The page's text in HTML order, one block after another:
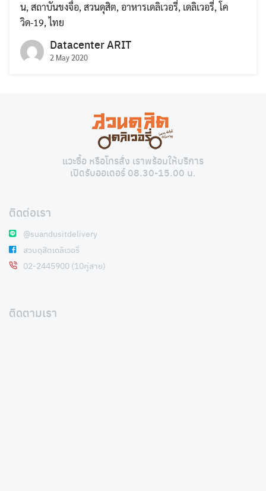
น, สถาบันขงจื่อ, สวนดุสิต, อาหารเดลิเวอรี่, เดลิเวอรี่, โค
วิด-19,ไทย
Datacenter ARIT
2 May 2020
แวะซื้อ หรือโทรสั่ง เราพร้อมให้บริการ
เปิดรับออเดอร์ 08.30-15.00 น.
ติดต่อเรา
@suandusitdelivery
สวนดุสิตเดลิเวอรี่
02-2445900 (10คู่สาย)
ติดตามเรา